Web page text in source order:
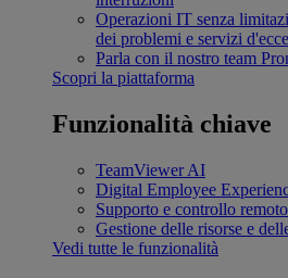
Operazioni IT senza
dei problemi e servizi
Parla con il nostro team
Scopri la piattaforma
Funzionalità chiave
TeamViewer AI
Digital Employee
Supporto e controllo remoto
Gestione delle risorse e
Vedi tutte le funzionalità